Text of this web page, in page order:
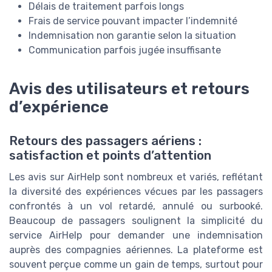
Délais de traitement parfois longs
Frais de service pouvant impacter l’indemnité
Indemnisation non garantie selon la situation
Communication parfois jugée insuffisante
Avis des utilisateurs et retours
d’expérience
Retours des passagers aériens :
satisfaction et points d’attention
Les avis sur AirHelp sont nombreux et variés, reflétant
la diversité des expériences vécues par les passagers
confrontés à un vol retardé, annulé ou surbooké.
Beaucoup de passagers soulignent la simplicité du
service AirHelp pour demander une indemnisation
auprès des compagnies aériennes. La plateforme est
souvent perçue comme un gain de temps, surtout pour